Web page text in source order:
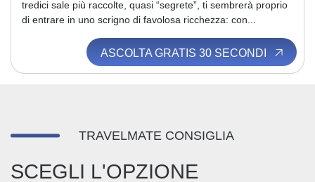
tredici sale più raccolte, quasi “segrete”, ti sembrerà proprio
di entrare in uno scrigno di favolosa ricchezza: con...
ASCOLTA GRATIS 30 SECONDI
TRAVELMATE CONSIGLIA
SCEGLI L'OPZIONE